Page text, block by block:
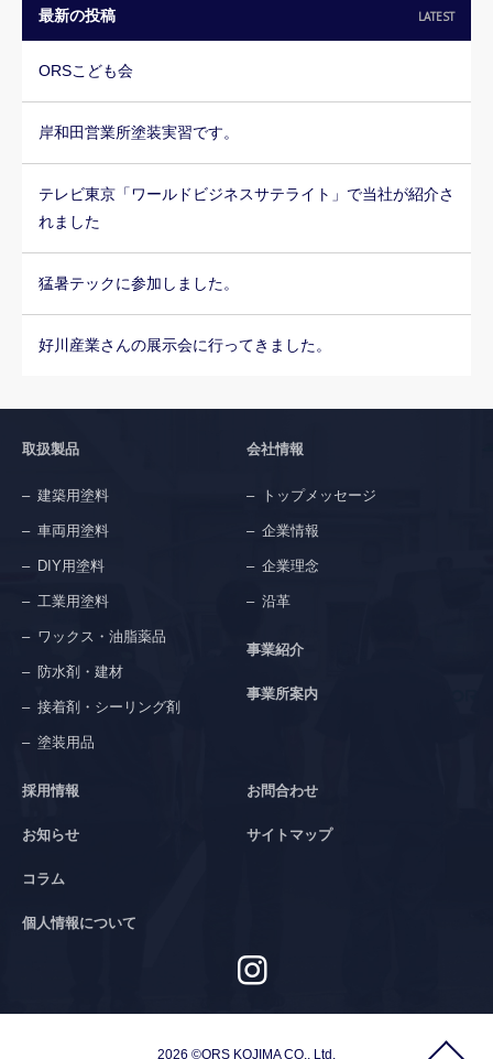
最新の投稿 LATEST
ORSこども会
岸和田営業所塗装実習です。
テレビ東京「ワールドビジネスサテライト」で当社が紹介さ
れました
猛暑テックに参加しました。
好川産業さんの展示会に行ってきました。
取扱製品
建築用塗料
車両用塗料
DIY用塗料
工業用塗料
ワックス・油脂薬品
防水剤・建材
接着剤・シーリング剤
塗装用品
会社情報
トップメッセージ
企業情報
企業理念
沿革
事業紹介
事業所案内
採用情報
お知らせ
コラム
個人情報について
お問合わせ
サイトマップ
2026 ©ORS KOJIMA CO., Ltd.